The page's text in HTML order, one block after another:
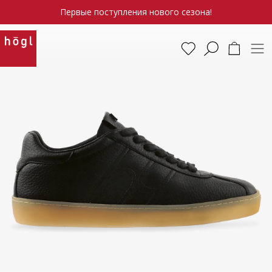
Первые поступления нового сезона!